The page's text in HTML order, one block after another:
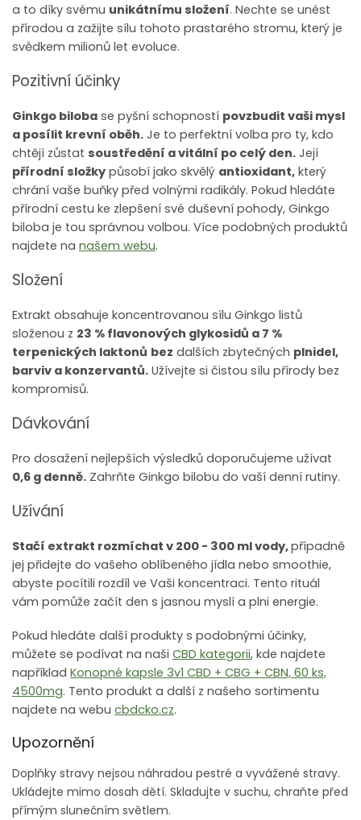
a to díky svému unikátnímu složení. Nechte se unést
přírodou a zažijte sílu tohoto prastarého stromu, který je
svědkem milionů let evoluce.
Pozitivní účinky
Ginkgo biloba se pyšní schopností povzbudit vaši mysl
a posílit krevní oběh. Je to perfektní volba pro ty, kdo
chtějí zůstat soustředění a vitální po celý den. Její
přírodní složky působí jako skvělý antioxidant, který
chrání vaše buňky před volnými radikály. Pokud hledáte
přírodní cestu ke zlepšení své duševní pohody, Ginkgo
biloba je tou správnou volbou. Více podobných produktů
najdete na našem webu.
Složení
Extrakt obsahuje koncentrovanou sílu Ginkgo listů
složenou z 23 % flavonových glykosidů a 7 %
terpenických laktonů bez dalších zbytečných plnidel,
barviv a konzervantů. Užívejte si čistou sílu přírody bez
kompromisů.
Dávkování
Pro dosažení nejlepších výsledků doporučujeme užívat
0,6 g denně. Zahrňte Ginkgo bilobu do vaší denní rutiny.
Užívání
Stačí extrakt rozmíchat v 200 - 300 ml vody,případně
jej přidejte do vašeho oblíbeného jídla nebo smoothie,
abyste pocítili rozdíl ve Vaši koncentraci. Tento rituál
vám pomůže začít den s jasnou myslí a plni energie.
Pokud hledáte další produkty s podobnými účinky,
můžete se podívat na naši CBD kategorii, kde najdete
například Konopné kapsle 3v1 CBD + CBG + CBN, 60 ks,
4500mg. Tento produkt a další z našeho sortimentu
najdete na webu cbdcko.cz.
Upozornění
Doplňky stravy nejsou náhradou pestré a vyvážené stravy.
Ukládejte mimo dosah dětí. Skladujte v suchu, chraňte před
přímým slunečním světlem.